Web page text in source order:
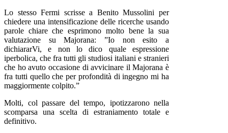
Lo stesso Fermi scrisse a Benito Mussolini per
chiedere una intensificazione delle ricerche usando
parole chiare che esprimono molto bene la sua
valutazione su Majorana: ”Io non esito a
dichiararVi, e non lo dico quale espressione
iperbolica, che fra tutti gli studiosi italiani e stranieri
che ho avuto occasione di avvicinare il Majorana è
fra tutti quello che per profondità di ingegno mi ha
maggiormente colpito.”
Molti, col passare del tempo, ipotizzarono nella
scomparsa una scelta di estraniamento totale e
definitivo.